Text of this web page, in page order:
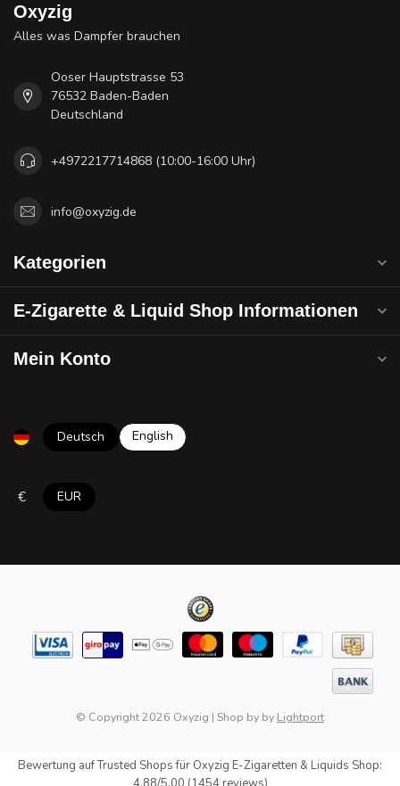
Oxyzig
Alles was Dampfer brauchen
Ooser Hauptstrasse 53
76532 Baden-Baden
Deutschland
+4972217714868 (10:00-16:00 Uhr)
info@oxyzig.de
Kategorien
E-Zigarette & Liquid Shop Informationen
Mein Konto
Deutsch English
€ EUR
© Copyright 2026 Oxyzig | Shop by by Lightport
Bewertung aufTrusted Shopsfür Oxyzig E-Zigaretten & Liquids Shop: